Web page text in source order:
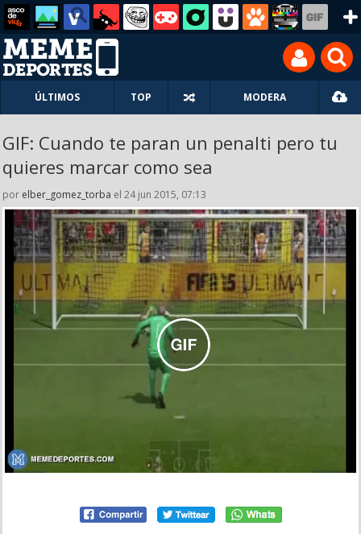
ÚLTIMOS TOP MODERA
GIF: Cuando te paran un penalti pero tu
quieres marcar como sea
por elber_gomez_torba el 24 jun 2015, 07:13